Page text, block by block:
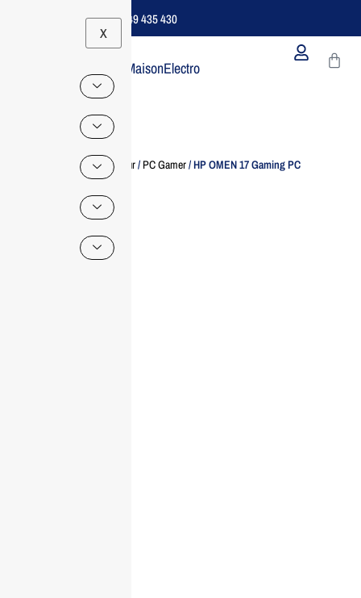
Support B2B Dédié | 06 49 435 430
X
MaisonElectro
Home Ordinateur/ PC Gamer/ HP OMEN 17 Gaming PC